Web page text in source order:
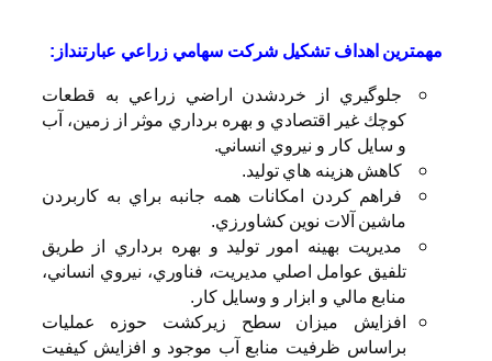
مهمترين اهداف تشكيل شركت سهامي زراعي عبارتنداز:
جلوگيري از خردشدن اراضي زراعي به قطعات
كوچك غير اقتصادي و بهره برداري موثر از زمين، آب
و سايل كار و نيروي انساني.
كاهش هزينه هاي توليد.
فراهم كردن امكانات همه جانبه براي به كاربردن
ماشين آلات نوين كشاورزي.
مديريت بهينه امور توليد و بهره برداري از طريق
تلفيق عوامل اصلي مديريت، فناوري، نيروي انساني،
منابع مالي و ابزار و وسايل كار.
افزايش ميزان سطح زيركشت حوزه عمليات
براساس ظرفيت منابع آب موجود و افزايش كيفيت